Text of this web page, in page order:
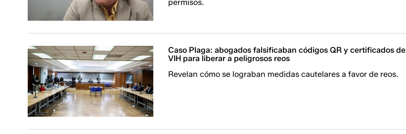
permisos.
Caso Plaga: abogados falsificaban códigos QR y certificados de
VIH para liberar a peligrosos reos
Revelan cómo se lograban medidas cautelares a favor de reos.